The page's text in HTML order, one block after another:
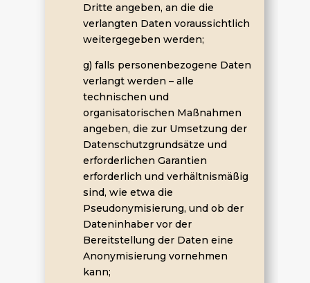
Dritte angeben, an die die
verlangten Daten voraussichtlich
weitergegeben werden;
g) falls personenbezogene Daten
verlangt werden – alle
technischen und
organisatorischen Maßnahmen
angeben, die zur Umsetzung der
Datenschutzgrundsätze und
erforderlichen Garantien
erforderlich und verhältnismäßig
sind, wie etwa die
Pseudonymisierung, und ob der
Dateninhaber vor der
Bereitstellung der Daten eine
Anonymisierung vornehmen
kann;